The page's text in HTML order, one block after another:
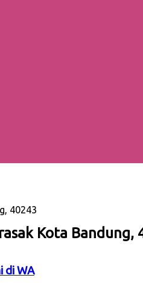
40243
Kota Bandung,
di WA